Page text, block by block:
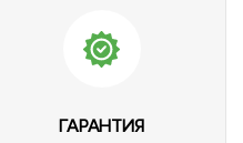
ГАРАНТИЯ